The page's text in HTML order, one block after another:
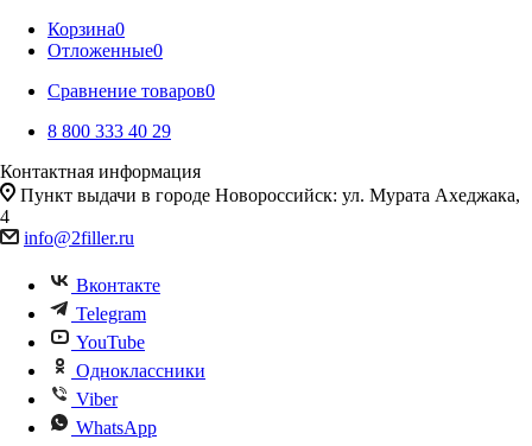
Корзина0
Отложенные0
Сравнение товаров0
8 800 333 40 29
Контактная информация
Пункт выдачи в городе Новороссийск: ул. Мурата Ахеджака,
4
info@2filler.ru
Вконтакте
Telegram
YouTube
Одноклассники
Viber
WhatsApp